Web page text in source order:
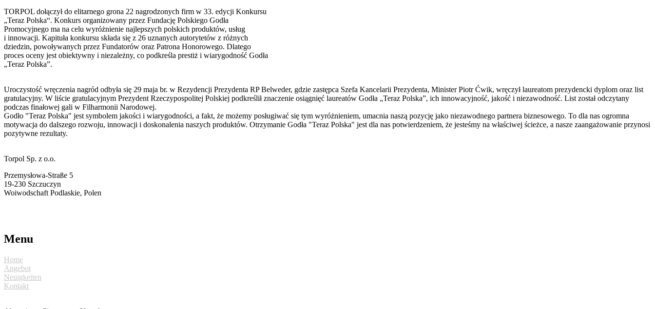
TORPOL dołączył do elitarnego grona 22 nagrodzonych firm w 33. edycji Konkursu
„Teraz Polska“. Konkurs organizowany przez Fundację Polskiego Godła
Promocyjnego ma na celu wyróżnienie najlepszych polskich produktów, usług
i innowacji. Kapituła konkursu składa się z 26 uznanych autorytetów z różnych
dziedzin, powoływanych przez Fundatorów oraz Patrona Honorowego. Dlatego
proces oceny jest obiektywny i niezależny, co podkreśla prestiż i wiarygodność Godła
„Teraz Polska”.
Uroczystość wręczenia nagród odbyła się 29 maja br. w Rezydencji Prezydenta RP Belweder, gdzie zastępca Szefa Kancelarii Prezydenta, Minister Piotr Ćwik, wręczył laureatom prezydencki dyplom oraz list
gratulacyjny. W liście gratulacyjnym Prezydent Rzeczypospolitej Polskiej podkreślił znaczenie osiągnięć laureatów Godła „Teraz Polska”, ich innowacyjność, jakość i niezawodność. List został odczytany
podczas finałowej gali w Filharmonii Narodowej.
Godło "Teraz Polska" jest symbolem jakości i wiarygodności, a fakt, że możemy posługiwać się tym wyróżnieniem, umacnia naszą pozycję jako niezawodnego partnera biznesowego. To dla nas ogromna
motywacja do dalszego rozwoju, innowacji i doskonalenia naszych produktów. Otrzymanie Godła "Teraz Polska" jest dla nas potwierdzeniem, że jesteśmy na właściwej ścieżce, a nasze zaangażowanie przynosi
pozytywne rezultaty.
Torpol Sp. z o.o.
Przemysłowa-Straße 5
19-230 Szczuczyn
Woiwodschaft Podlaskie, Polen
Menu
Home
Angebot
Neuigkeiten
Kontakt